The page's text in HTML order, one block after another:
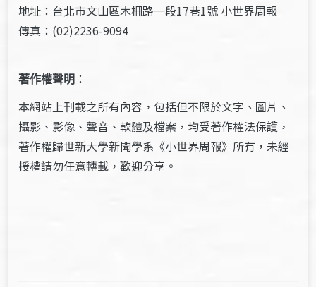
地址：台北市文山區木柵路一段17巷1號 小世界周報
傳真：(02)2236-9094
著作權聲明 ：
本網站上刊載之所有內容，包括但不限於文字、圖片、
攝影、影像、聲音、軟體及檔案，均受著作權法保護，
著作權歸世新大學新聞學系《小世界周報》所有，未經
授權請勿任意轉載，歡迎分享。